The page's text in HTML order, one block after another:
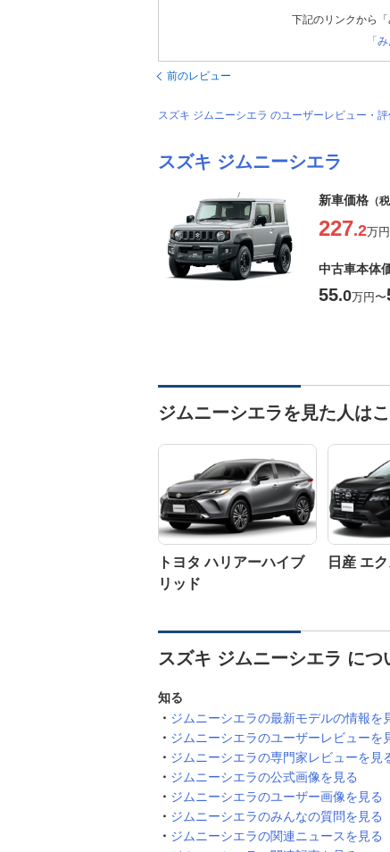
下記のリンクから
「
前のレビュー
スズキ ジムニーシエラ のユーザーレビュー・
スズキ ジムニーシエラ
新車価格 （
227.2万円
中古車本体
55.0万円〜
ジムニーシエラを見た人は
トヨタ ハリアーハイブ
リッド
日産 エ
スズキ ジムニーシエラ につ
知る
ジムニーシエラの最新モデルの情報を
ジムニーシエラのユーザーレビューを
ジムニーシエラの専門家レビューを見
ジムニーシエラの公式画像を見る
ジムニーシエラのユーザー画像を見る
ジムニーシエラのみんなの質問を見る
ジムニーシエラの関連ニュースを見る